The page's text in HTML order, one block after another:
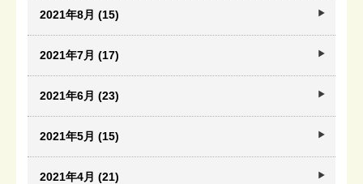
2021年8月 (15)
2021年7月 (17)
2021年6月 (23)
2021年5月 (15)
2021年4月 (21)